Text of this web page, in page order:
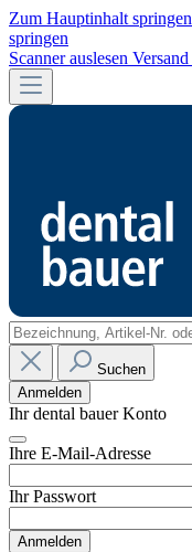
Zum Hauptinhalt springen
springen
Scanner auslesen Versand
Suchen
Anmelden
Ihr dental bauer Konto
Ihre E-Mail-Adresse
Ihr Passwort
Anmelden